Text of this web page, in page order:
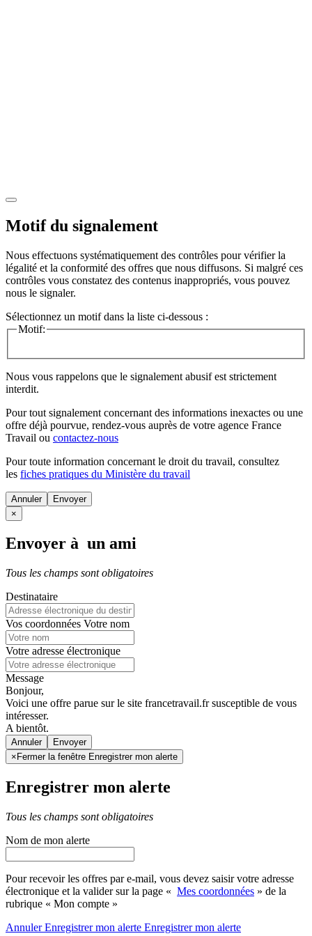
Motif du signalement
Nous effectuons systématiquement des contrôles pour vérifier la
légalité et la conformité des offres que nous diffusons. Si malgré ces
contrôles vous constatez des contenus inappropriés, vous pouvez
nous le signaler.
Sélectionnez un motif dans la liste ci-dessous :
Motif:
Nous vous rappelons que le signalement abusif est strictement
interdit.
Pour tout signalement concernant des informations inexactes ou une
offre déjà pourvue, rendez-vous auprès de votre agence France
Travail ou contactez-nous
Pour toute information concernant le droit du travail, consultez
les fiches pratiques du Ministère du travail
Annuler
×
Envoyer à un ami
Tous les champs sont obligatoires
Destinataire
Vos coordonnées Votre nom
Votre adresse électronique
Message
Bonjour,
Voici une offre parue sur le site francetravail.fr susceptible de vous
intéresser.
A bientôt.
Annuler
× Fermer la fenêtre Enregistrer mon alerte
Enregistrer mon alerte
Tous les champs sont obligatoires
Nom de mon alerte
Pour recevoir les offres par e-mail, vous devez saisir votre adresse
électronique et la valider sur la page « Mes coordonnées » de la
rubrique « Mon compte »
AnnulerEnregistrer mon alerte Enregistrermon alerte